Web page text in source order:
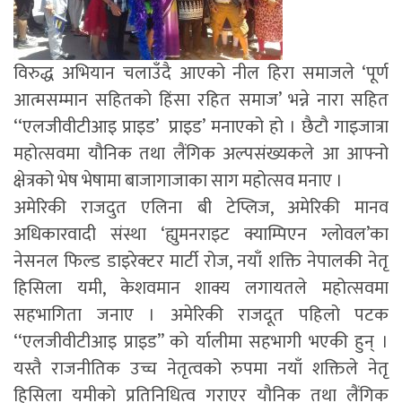
विरुद्ध अभियान चलाउँदै आएको नील हिरा समाजले ‘पूर्ण
आत्मसम्मान सहितको हिंसा रहित समाज’ भन्ने नारा सहित
‘‘एलजीवीटीआइ प्राइड’ प्राइड’ मनाएको हो । छैटौ गाइजात्रा
महोत्सवमा यौनिक तथा लैंगिक अल्पसंख्यकले आ आफ्नो
क्षेत्रको भेष भेषामा बाजागाजाका साग महोत्सव मनाए ।
अमेरिकी राजदुत एलिना बी टेप्लिज, अमेरिकी मानव
अधिकारवादी संस्था ‘ह्युमनराइट क्याम्पिएन ग्लोवल’का
नेसनल फिल्ड डाइरेक्टर मार्टी रोज, नयाँ शक्ति नेपालकी नेतृ
हिसिला यमी, केशवमान शाक्य लगायतले महोत्सवमा
सहभागिता जनाए । अमेरिकी राजदूत पहिलो पटक
‘‘एलजीवीटीआइ प्राइड’’ को र्यालीमा सहभागी भएकी हुन् ।
यस्तै राजनीतिक उच्च नेतृत्वको रुपमा नयाँ शक्तिले नेतृ
हिसिला यमीको प्रतिनिधित्व गराएर यौनिक तथा लैंगिक